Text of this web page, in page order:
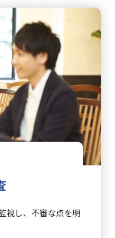
視し、不審な点を明